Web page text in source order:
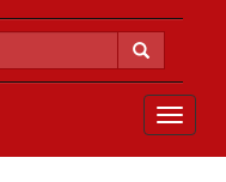
TOGGLE